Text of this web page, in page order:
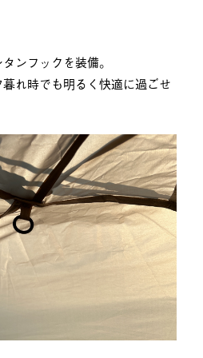
ンフックを装備。
れ時でも明るく快適に過ごせ